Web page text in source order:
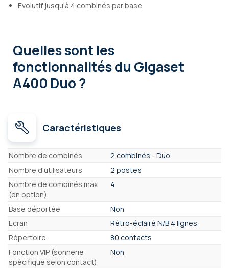
Evolutif jusqu'à 4 combinés par base
Quelles sont les
fonctionnalitésdu Gigaset
A400 Duo ?
Caractéristiques
Caractéristiques
Nombre de combinés
2 combinés - Duo
Nombre d'utilisateurs
2 postes
Nombre de combinés max
(en option)
4
Base déportée
Non
Ecran
Rétro-éclairé N/B 4 lignes
Répertoire
80 contacts
Fonction VIP (sonnerie
spécifique selon contact)
Non